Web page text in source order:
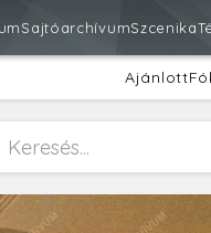
SajtóarchívumSzcenika
Ajánlott